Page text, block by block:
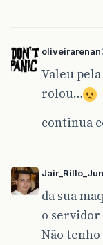
oliveirarenan
Valeu
rolou…
continua
da sua
o servidor
Não